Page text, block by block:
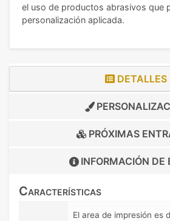
el uso de productos abrasivos que
personalización aplicada.
DETALLES
PRÓXIMAS
INFORMACIÓN DE
Características
El area de impresión es